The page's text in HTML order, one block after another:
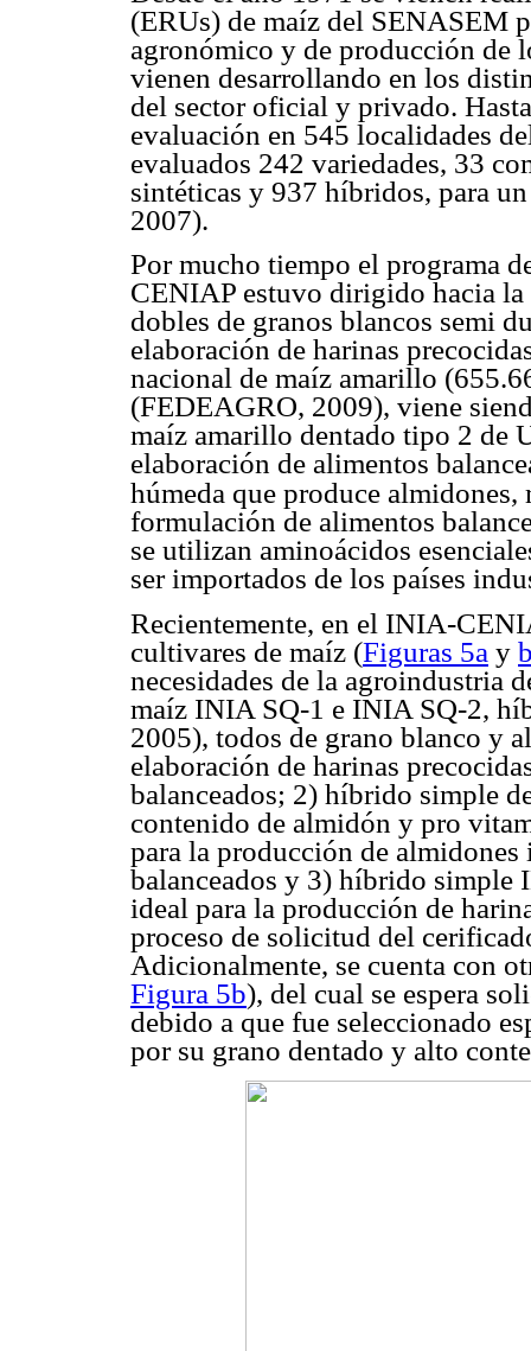
(ERUs) de maíz del SENASEM
agronómico y de producción de
vienen desarrollando en los
del sector oficial y privado.
evaluación en 545 localidades
evaluados 242 variedades, 33
sintéticas y 937 híbridos, para
2007).
Por mucho tiempo el programa
CENIAP estuvo dirigido hacia
dobles de granos blancos semi
elaboración de harinas
nacional de maíz amarillo
(FEDEAGRO, 2009), viene
maíz amarillo dentado tipo 2 de
elaboración de alimentos
húmeda que produce
formulación de alimentos
se utilizan aminoácidos
ser importados de los países
Recientemente, en el INIA-
cultivares de maíz (Figuras 5a y
necesidades de la agroindustria
maíz INIA SQ-1 e INIA SQ-2,
2005), todos de grano blanco y
elaboración de harinas
balanceados; 2) híbrido simple
contenido de almidón y pro
para la producción de
balanceados y 3) híbrido simple
ideal para la producción de
proceso de solicitud del
Adicionalmente, se cuenta con
Figura 5b), del cual se espera
debido a que fue seleccionado
por su grano dentado y alto